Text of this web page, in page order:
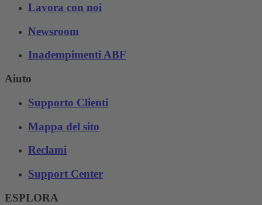
Lavora con noi
Newsroom
Inadempimenti ABF
Aiuto
Supporto Clienti
Mappa del sito
Reclami
Support Center
ESPLORA